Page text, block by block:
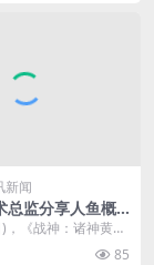
新闻
总监分享人鱼概
鲜明
，《战神：诸神黄
Raf Grassetti在其
85